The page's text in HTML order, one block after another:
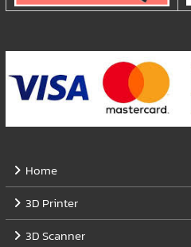
Home
3D Printer
3D Scanner